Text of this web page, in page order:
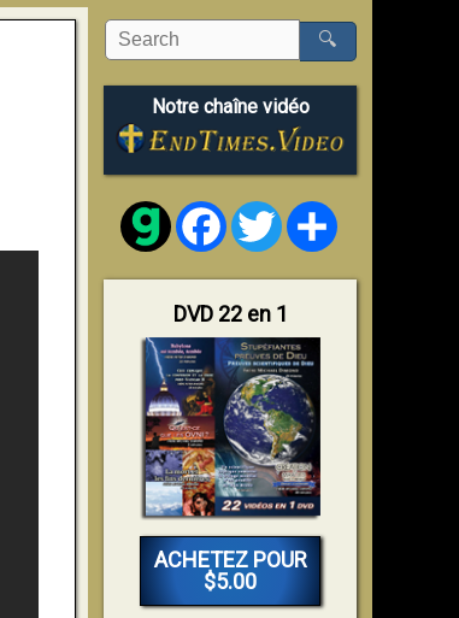
🔍
Notre chaîne vidéo
FacebookTwitter
DVD 22 en 1
ACHETEZ POUR
$5.00